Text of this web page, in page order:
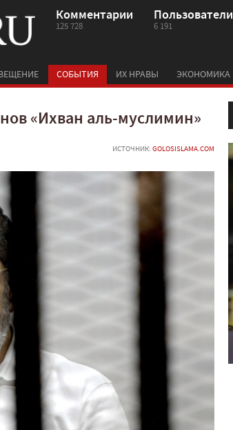
Комментарии
125 728
Пользователи
6 191
СОБЫТИЯ ИХ НРАВЫ ЭКОНОМИКА
«Ихван аль-муслимин»
ИСТОЧНИК: GOLOSISLAMA.COM